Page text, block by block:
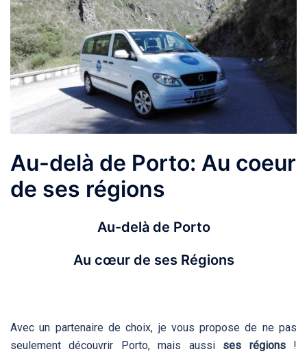
Au-delà de Porto: Au coeur
de ses régions
Au-delà de Porto
Au cœur de ses Régions
Avec un partenaire de choix, je vous propose de ne pas
seulement découvrir Porto, mais aussi ses régions!